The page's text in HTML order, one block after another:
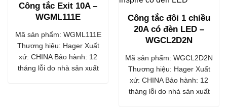
Công tắc Exit 10A –
WGML111E
Mã sản phẩm: WGML111E
Thương hiệu: Hager Xuất
xứ: CHINA Bảo hành: 12
tháng lỗi do nhà sản xuất
Công tắc đôi 1 chiều
20A có đèn LED –
WGCL2D2N
Mã sản phẩm: WGCL2D2N
Thương hiệu: Hager Xuất
xứ: CHINA Bảo hành: 12
tháng lỗi do nhà sản xuất